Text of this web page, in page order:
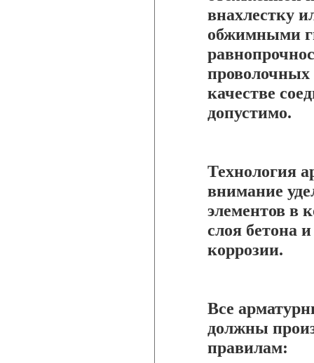
внахлестку
обжимными
проволочных
качестве
допустимо.
Технология
внимание
элементов в
слоя бетона
коррозии.
Все
должны
правилам: